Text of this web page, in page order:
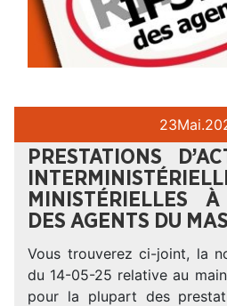
23Mai.
PRESTATIONS
MINISTÉRIELLES
DES AGENTS DU
Vous trouverez ci-joint, la
du 14-05-25 relative au
pour la plupart des